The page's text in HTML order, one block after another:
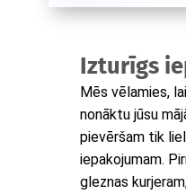
Izturīgs
Mēs vēlamies,
nonāktu jūsu
pievēršam tik
iepakojumam.
gleznas